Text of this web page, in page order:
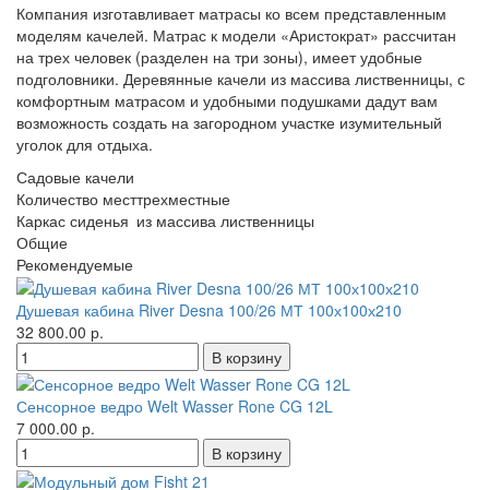
Компания изготавливает матрасы ко всем представленным
моделям качелей. Матрас к модели «Аристократ» рассчитан
на трех человек (разделен на три зоны), имеет удобные
подголовники. Деревянные качели из массива лиственницы, с
комфортным матрасом и удобными подушками дадут вам
возможность создать на загородном участке изумительный
уголок для отдыха.
Садовые качели
Количество месттрехместные
Каркас сиденья из массива лиственницы
Общие
Рекомендуемые
Душевая кабина River Desna 100/26 МТ 100х100х210
32 800.00 р.
Сенсорное ведро Welt Wasser Rone CG 12L
7 000.00 р.